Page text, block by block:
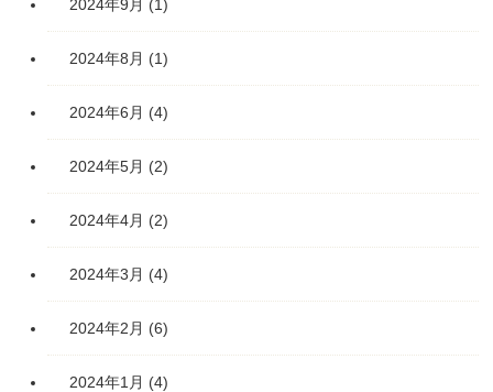
2024年9月 (1)
2024年8月 (1)
2024年6月 (4)
2024年5月 (2)
2024年4月 (2)
2024年3月 (4)
2024年2月 (6)
2024年1月 (4)